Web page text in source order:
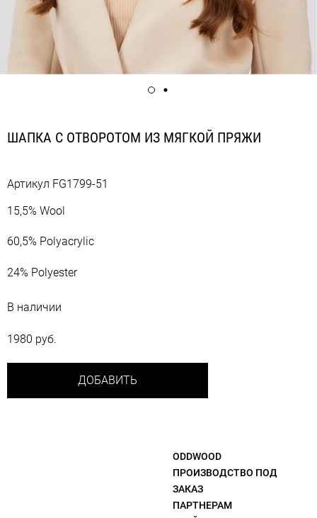
ШАПКА С ОТВОРОТОМ ИЗ МЯГКОЙ ПРЯЖИ
Артикул FG1799-51
15,5% Wool
60,5% Polyacrylic
24% Polyester
В наличии
1980 руб.
ДОБАВИТЬ
ODDWOOD
ПРОИЗВОДСТВО ПОД
ЗАКАЗ
ПАРТНЕРАМ